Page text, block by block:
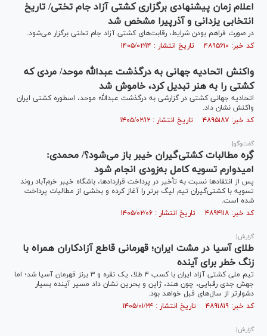
اعلام زمان پیشنهادی برگزاری کشتی آزاد جام تختی/ تاریخ
انتخابی یزدانی و آذرپیرا مشخص شد
در صورت فراهم بودن شرایط، رقابت‌های کشتی آزاد جام تختی برگزار می‌شود.
کد خبر: ۴۸۹۵۶۱۰ تاریخ انتشار : ۱۴۰۵/۰۲/۱۴
واکنش اتحادیه جهانی به درگذشت عبدالله موحد/ مردی که
کشتی را به هنر تبدیل کرد، خاموش شد
اتحادیه جهانی کشتی در گزارشی به درگذشت عبدالله موحد، اسطوره کشتی ایران
واکنش نشان داد.
کد خبر: ۴۸۹۵۱۸۷ تاریخ انتشار : ۱۴۰۵/۰۲/۱۲
گفت‌وگو|
گِره مطالبات کشتی‌گیران خیبر باز می‌شود؟/ محمدی:
امیدوارم تسویه کامل به‌زودی انجام شود
پس از انتقاد‌ها نسبت به تأخیر در پرداخت قراردادها، باشگاه خیبر خرم‌آباد روند
تسویه با کشتی‌گیران تیم لیگ برتر را آغاز کرده و بخشی از مطالبات پرداخت
شده است.
کد خبر: ۴۸۹۴۱۱۸ تاریخ انتشار : ۱۴۰۵/۰۲/۰۶
گزارش|
طلای آسیا در مشت ایران؛ قهرمانی قاطع آزادکاران همراه با
زنگ خطر برای آینده
تیم ملی کشتی آزاد ایران با کسب ۴ طلا، یک نقره و ۳ برنز قهرمان آسیا شد؛ اما
جهش جدی رقبایی، چون هند، ژاپن و بحرین نشان داد مسیر آینده بسیار
دشوارتر از سال‌های قبل خواهد بود.
کد خبر: ۴۸۹۱۸۱۹ تاریخ انتشار : ۱۴۰۵/۰۱/۲۴
گزارش|